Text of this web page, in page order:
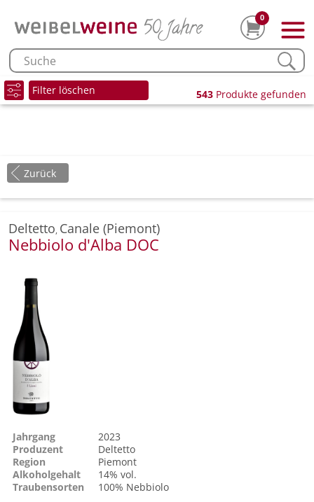
0
Filter löschen 543 Produkte gefunden
Zurück
Deltetto, Canale (Piemont)
Nebbiolo d'Alba DOC
Jahrgang
2023
Produzent
Deltetto
Region
Piemont
Alkoholgehalt
14% vol.
Traubensorten
100% Nebbiolo